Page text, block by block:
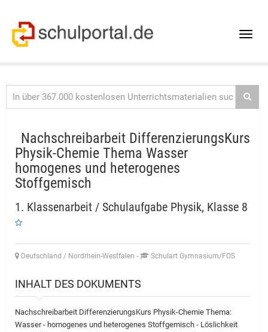
Toggle
Nachschreibarbeit DifferenzierungsKurs
Physik-Chemie Thema Wasser
homogenes und heterogenes
Stoffgemisch
1. Klassenarbeit / Schulaufgabe Physik, Klasse 8
Deutschland / Nordrhein-Westfalen - Schulart Gymnasium/FOS
INHALT DES DOKUMENTS
Nachschreibarbeit DifferenzierungsKurs Physik-Chemie Thema:
Wasser - homogenes und heterogenes Stoffgemisch - Löslichkeit